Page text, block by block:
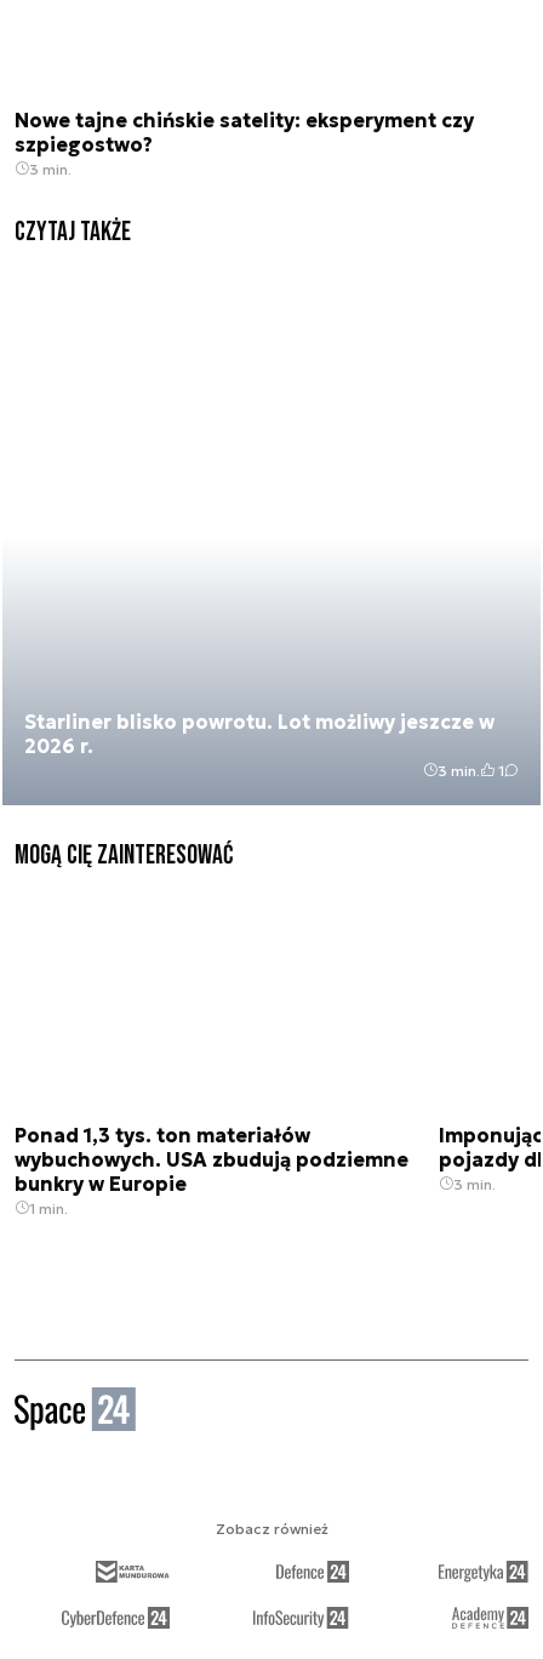
Nowe tajne chińskie satelity: eksperyment czy
szpiegostwo?
3 min.
Czytaj także
Starliner blisko powrotu. Lot możliwy jeszcze w
2026 r.
3 min. 1
Mogą Cię zainteresować
Ponad 1,3 tys. ton materiałów
wybuchowych. USA zbudują podziemne
bunkry w Europie
1 min.
pojazdy
3 min.
Zobacz również